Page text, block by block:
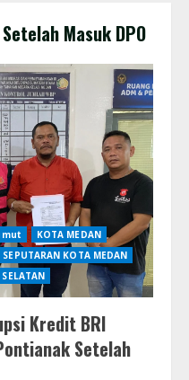
Masuk DPO
KOTA MEDAN
SEPUTARAN KOTA MEDAN
Kredit BRI
Setelah